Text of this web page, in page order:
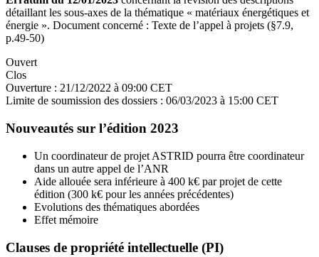
détaillant les sous-axes de la thématique « matériaux énergétiques et
énergie ». Document concerné : Texte de l’appel à projets (§7.9,
p.49-50)
Ouvert
Clos
Ouverture : 21/12/2022 à 09:00 CET
Limite de soumission des dossiers : 06/03/2023 à 15:00 CET
Nouveautés sur l’édition 2023
Un coordinateur de projet ASTRID pourra être coordinateur
dans un autre appel de l’ANR
Aide allouée sera inférieure à 400 k€ par projet de cette
édition (300 k€ pour les années précédentes)
Evolutions des thématiques abordées
Effet mémoire
Clauses de propriété intellectuelle (PI)